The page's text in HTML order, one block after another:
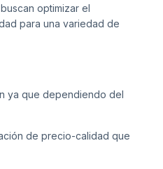
optimizar el
para una variedad de
ya que dependiendo del
de precio-calidad que